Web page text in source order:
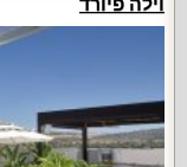
וילה פיורד